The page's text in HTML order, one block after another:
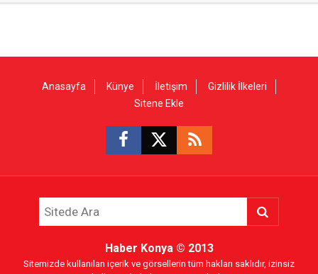
Anasayfa Künye İletişim
Gizlilik İlkeleri
Sitene Ekle
Haber Konya© 2013
Sitemizde kullanılan içerik ve görsellerin tüm hakları saklıdır, izinsiz